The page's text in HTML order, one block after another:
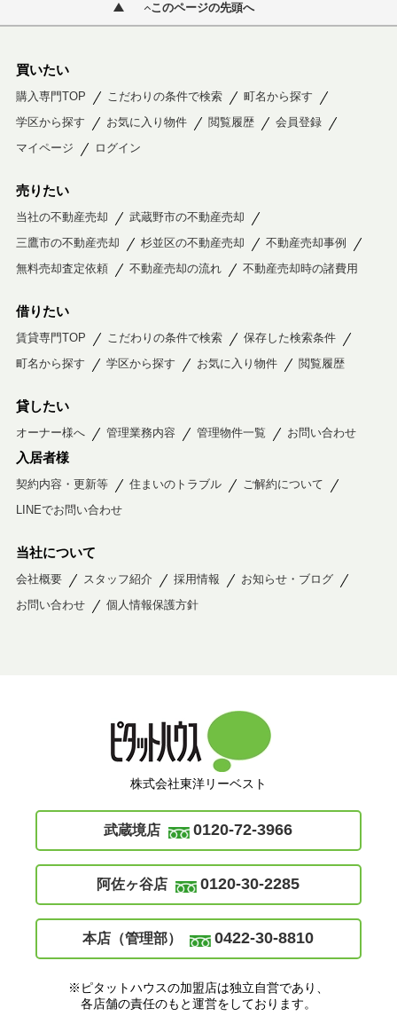
このページの先頭へ
買いたい
購入専門TOP こだわりの条件で検索
町名から探す
学区から探す
お気に入り物件 閲覧履歴
会員登録
マイページ
ログイン
売りたい
当社の不動産売却
武蔵野市の不動産売却
三鷹市の不動産売却
杉並区の不動産売却
不動産売却事例
無料売却査定依頼
不動産売却の流れ 不動産売却時の諸費用
借りたい
賃貸専門TOP こだわりの条件で検索
保存した検索条件
町名から探す
学区から探す お気に入り物件 閲覧履歴
貸したい
オーナー様へ 管理業務内容 管理物件一覧 お問い合わせ
入居者様
契約内容・更新等 住まいのトラブル
ご解約について
LINEでお問い合わせ
当社について
会社概要 スタッフ紹介 採用情報
お知らせ・ブログ
お問い合わせ
個人情報保護方針
株式会社東洋リーベスト
武蔵境店 0120-72-3966
阿佐ヶ谷店 0120-30-2285
本店（管理部） 0422-30-8810
※ピタットハウスの加盟店は独立自営であり、
各店舗の責任のもと運営をしております。